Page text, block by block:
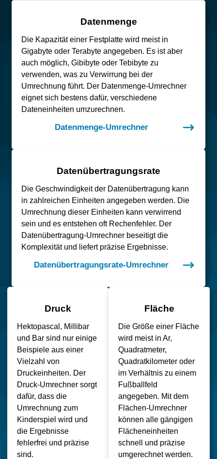
Datenmenge
Die Kapazität einer Festplatte wird meist in
Gigabyte oder Terabyte angegeben. Es ist aber
auch möglich, Gibibyte oder Tebibyte zu
verwenden, was zu Verwirrung bei der
Umrechnung führt. Der Datenmenge-Umrechner
eignet sich bestens dafür, verschiedene
Dateneinheiten umzurechnen.
Datenmenge-Umrechner
Datenübertragungsrate
Die Geschwindigkeit der Datenübertragung kann
in zahlreichen Einheiten angegeben werden. Die
Umrechnung dieser Einheiten kann verwirrend
sein und es entstehen oft Rechenfehler. Der
Datenübertragung-Umrechner beseitigt die
Komplexität und liefert präzise Ergebnisse.
Datenübertragungsrate-Umrechner
Druck
Hektopascal, Millibar
und Bar sind nur einige
Beispiele aus einer
Vielzahl von
Druckeinheiten. Der
Druck-Umrechner sorgt
dafür, dass die
Umrechnung zum
Kinderspiel wird und
die Ergebnisse
fehlerfrei und präzise
sind.
Fläche
Die Größe einer Fläche
wird meist in Ar,
Quadratmeter,
Quadratkilometer oder
im Verhältnis zu einem
Fußballfeld
angegeben. Mit dem
Flächen-Umrechner
können alle gängigen
Flächeneinheiten
schnell und präzise
umgerechnet werden.